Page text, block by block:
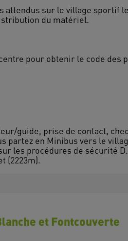
attendus sur le village sportif
du matériel.
pour obtenir le code des
guide, prise de contact,
partez en Minibus vers le
les procédures de sécurité
et Fontcouverte